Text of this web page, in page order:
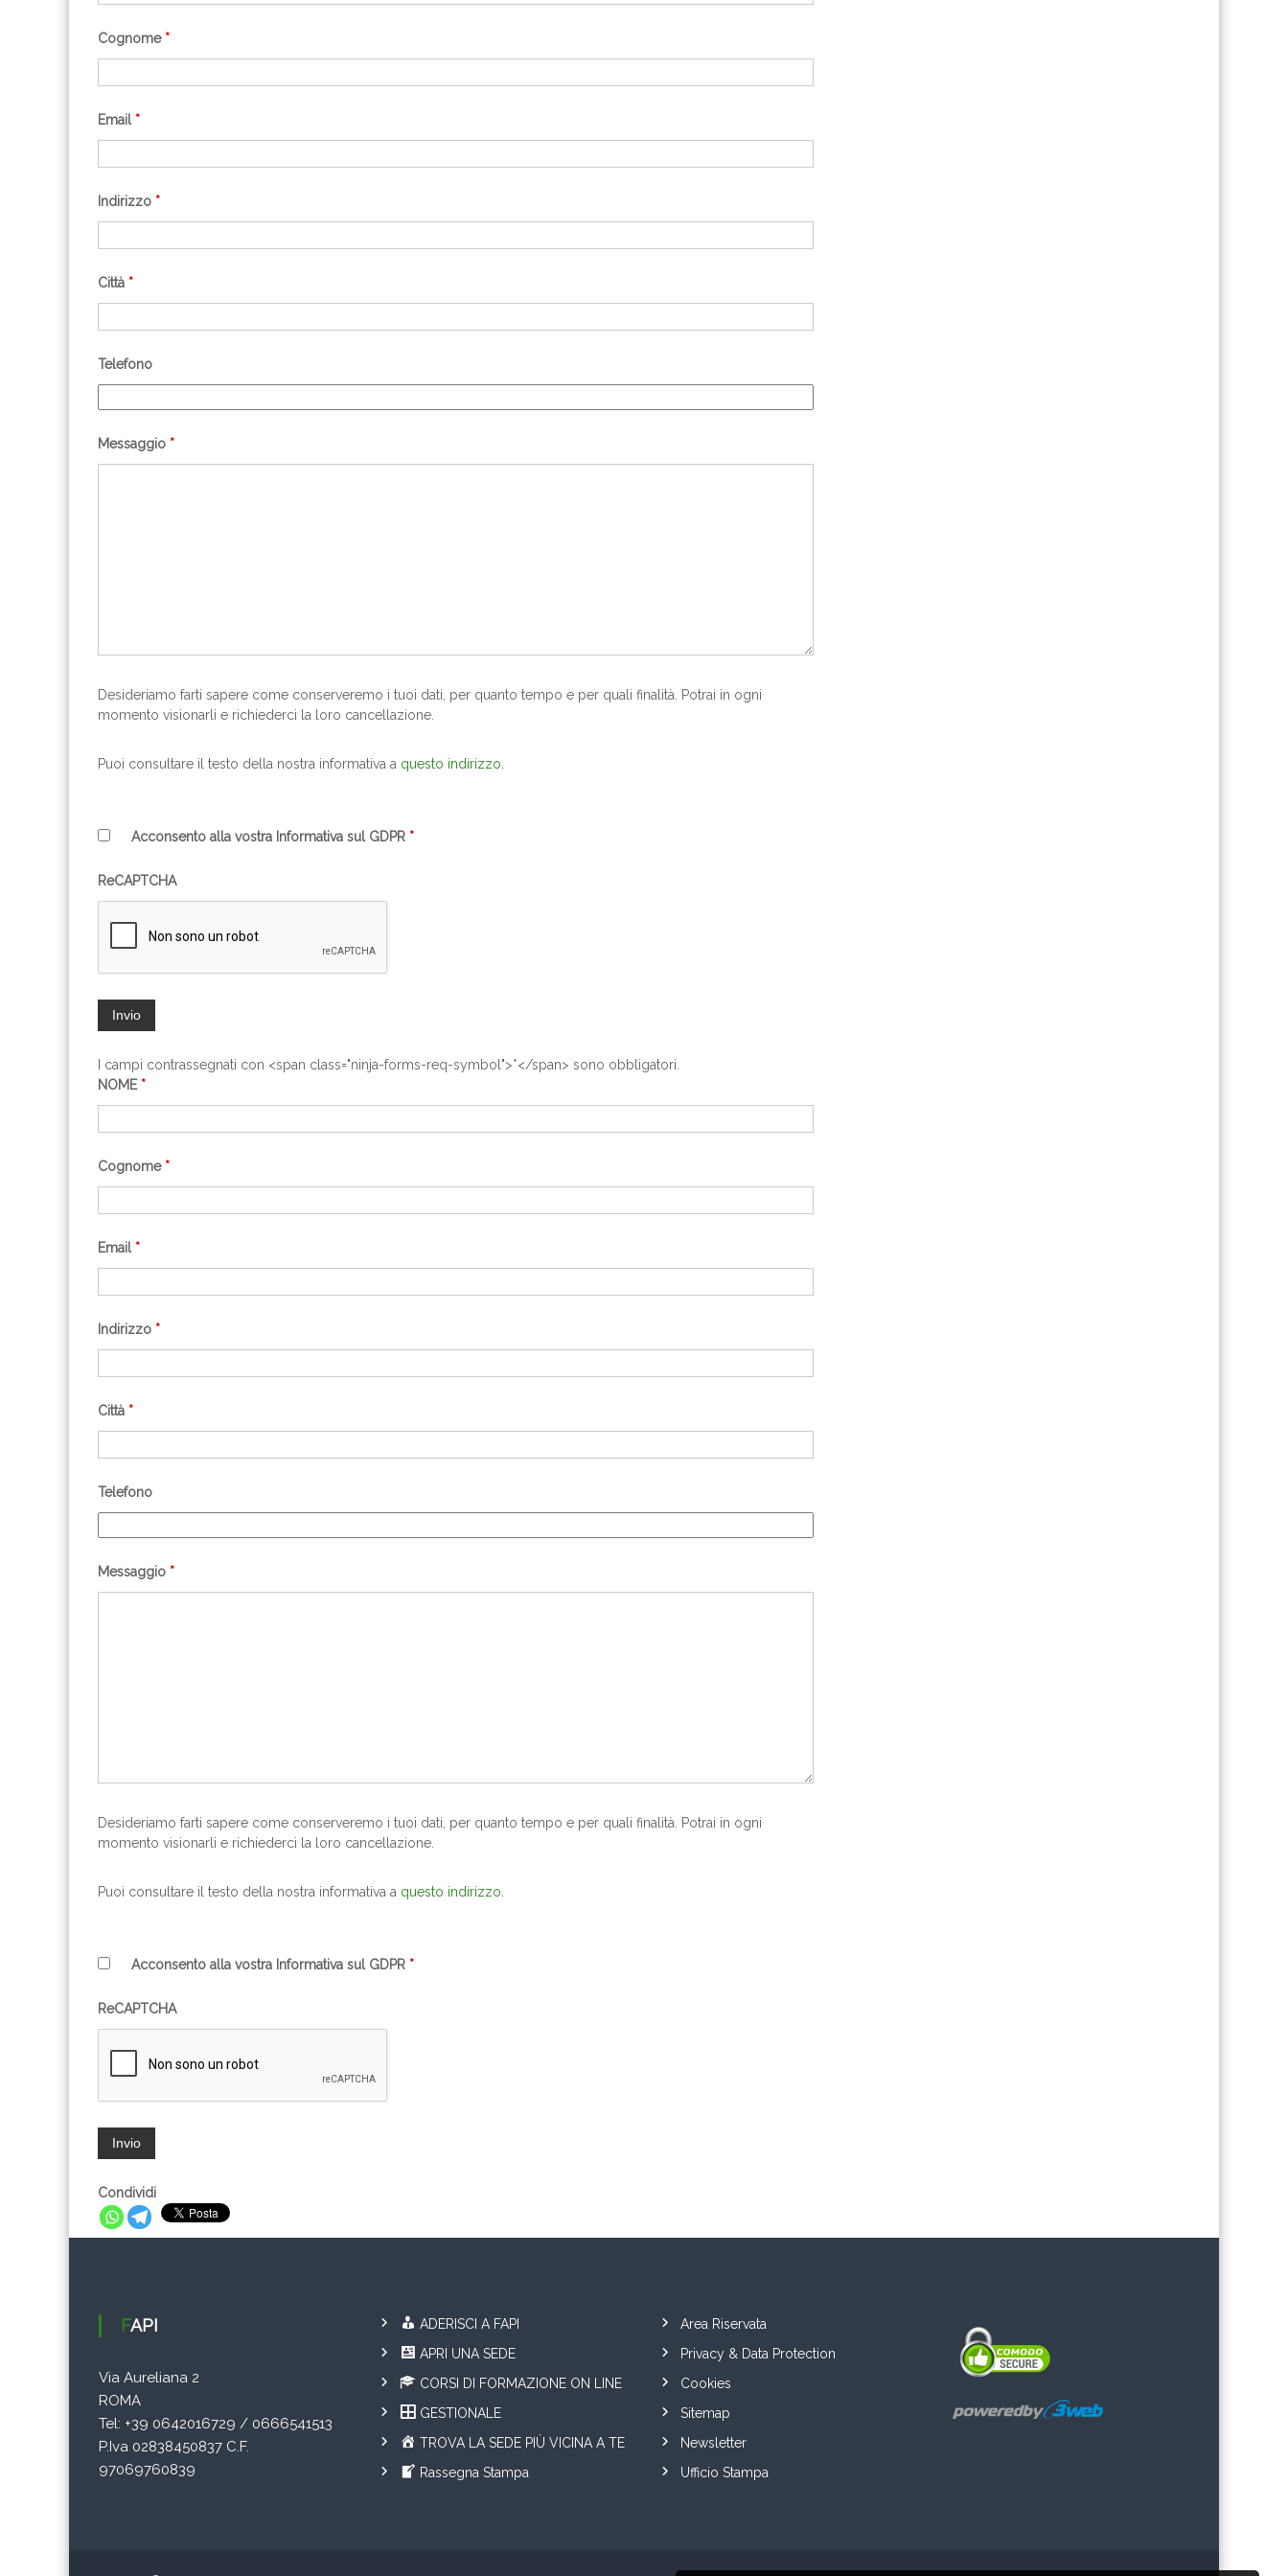
Cognome *
Email *
Indirizzo *
Città *
Telefono
Messaggio *
Desideriamo farti sapere come conserveremo i tuoi dati, per quanto tempo e per quali finalità. Potrai in ogni
momento visionarli e richiederci la loro cancellazione.
Puoi consultare il testo della nostra informativa a questo indirizzo
Acconsento alla vostra Informativa sul GDPR *
ReCAPTCHA
I campi contrassegnati con <span class="ninja-forms-req-symbol">*</span> sono obbligatori.
NOME *
Cognome *
Email *
Indirizzo *
Città *
Telefono
Messaggio *
Desideriamo farti sapere come conserveremo i tuoi dati, per quanto tempo e per quali finalità. Potrai in ogni
momento visionarli e richiederci la loro cancellazione.
Puoi consultare il testo della nostra informativa a questo indirizzo
Acconsento alla vostra Informativa sul GDPR *
ReCAPTCHA
Condividi
FAPI
Via Aureliana 2
ROMA
Tel: +39 0642016729 / 0666541513
P.Iva 02838450837 C.F.
97069760839
ADERISCI A FAPI
APRI UNA SEDE
CORSI DI FORMAZIONE ON LINE
GESTIONALE
TROVA LA SEDE PIÙ VICINA A TE
Rassegna Stampa
Area Riservata
Privacy & Data Protection
Cookies
Sitemap
Newsletter
Ufficio Stampa